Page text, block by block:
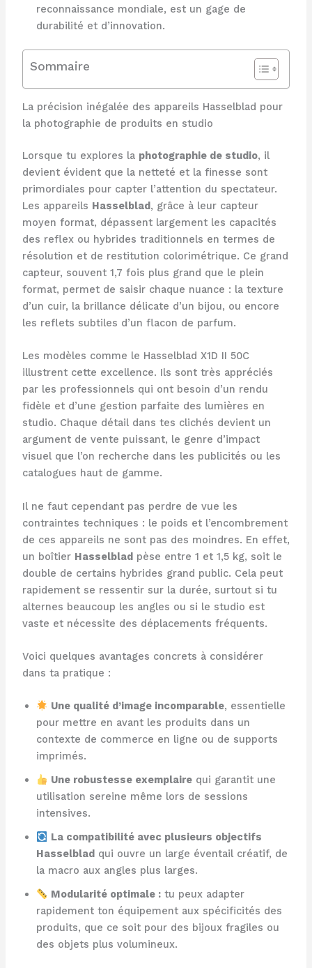
reconnaissance mondiale, est un gage de
durabilité et d’innovation.
Sommaire
La précision inégalée des appareils Hasselblad pour
la photographie de produits en studio
Lorsque tu explores la photographie de studio, il
devient évident que la netteté et la finesse sont
primordiales pour capter l’attention du spectateur.
Les appareils Hasselblad, grâce à leur capteur
moyen format, dépassent largement les capacités
des reflex ou hybrides traditionnels en termes de
résolution et de restitution colorimétrique. Ce grand
capteur, souvent 1,7 fois plus grand que le plein
format, permet de saisir chaque nuance : la texture
d’un cuir, la brillance délicate d’un bijou, ou encore
les reflets subtiles d’un flacon de parfum.
Les modèles comme le Hasselblad X1D II 50C
illustrent cette excellence. Ils sont très appréciés
par les professionnels qui ont besoin d’un rendu
fidèle et d’une gestion parfaite des lumières en
studio. Chaque détail dans tes clichés devient un
argument de vente puissant, le genre d’impact
visuel que l’on recherche dans les publicités ou les
catalogues haut de gamme.
Il ne faut cependant pas perdre de vue les
contraintes techniques : le poids et l’encombrement
de ces appareils ne sont pas des moindres. En effet,
un boîtier Hasselbladpèse entre 1 et 1,5 kg, soit le
double de certains hybrides grand public. Cela peut
rapidement se ressentir sur la durée, surtout si tu
alternes beaucoup les angles ou si le studio est
vaste et nécessite des déplacements fréquents.
Voici quelques avantages concrets à considérer
dans ta pratique :
Une qualité d’image incomparable, essentielle
pour mettre en avant les produits dans un
contexte de commerce en ligne ou de supports
imprimés.
Une robustesse exemplaire qui garantit une
utilisation sereine même lors de sessions
intensives.
La compatibilité avec plusieurs objectifs
Hasselblad qui ouvre un large éventail créatif, de
la macro aux angles plus larges.
Modularité optimale : tu peux adapter
rapidement ton équipement aux spécificités des
produits, que ce soit pour des bijoux fragiles ou
des objets plus volumineux.